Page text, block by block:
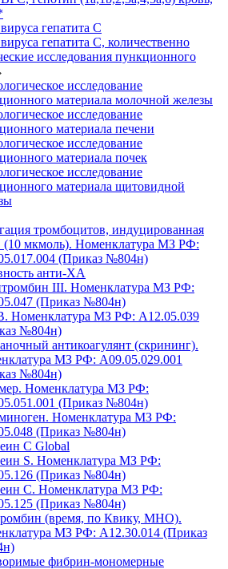
гепатита C
гепатита C, количественно
исследования пункционного
исследование
материала молочной железы
исследование
материала печени
исследование
материала почек
исследование
материала щитовидной
тромбоцитов, индуцированная
мкмоль). Номенклатура МЗ РФ:
(Приказ №804н)
анти-ХА
III. Номенклатура МЗ РФ:
(Приказ №804н)
Номенклатура МЗ РФ: A12.05.039
№804н)
антикоагулянт (скрининг).
МЗ РФ: A09.05.029.001
№804н)
Номенклатура МЗ РФ:
(Приказ №804н)
Номенклатура МЗ РФ:
(Приказ №804н)
C Global
S. Номенклатура МЗ РФ:
(Приказ №804н)
С. Номенклатура МЗ РФ:
(Приказ №804н)
(время, по Квику, МНО).
МЗ РФ: A12.30.014 (Приказ
фибрин-мономерные